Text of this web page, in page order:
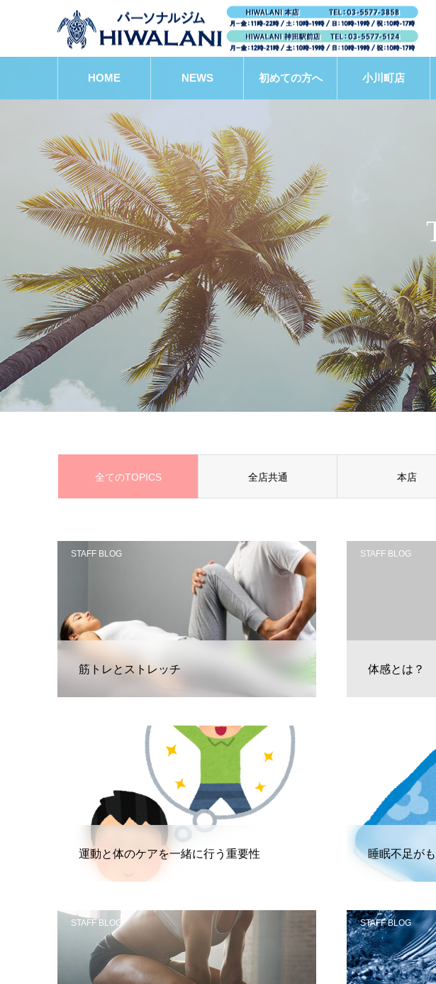
HOME NEWS 初めての方へ 小川町店
全てのTOPICS 全店共通 本店
STAFF BLOG
筋トレとストレッチ
STAFF BLOG
体感とは？
運動と体のケアを一緒に行う重要性 睡眠不足が
STAFF BLOG STAFF BLOG